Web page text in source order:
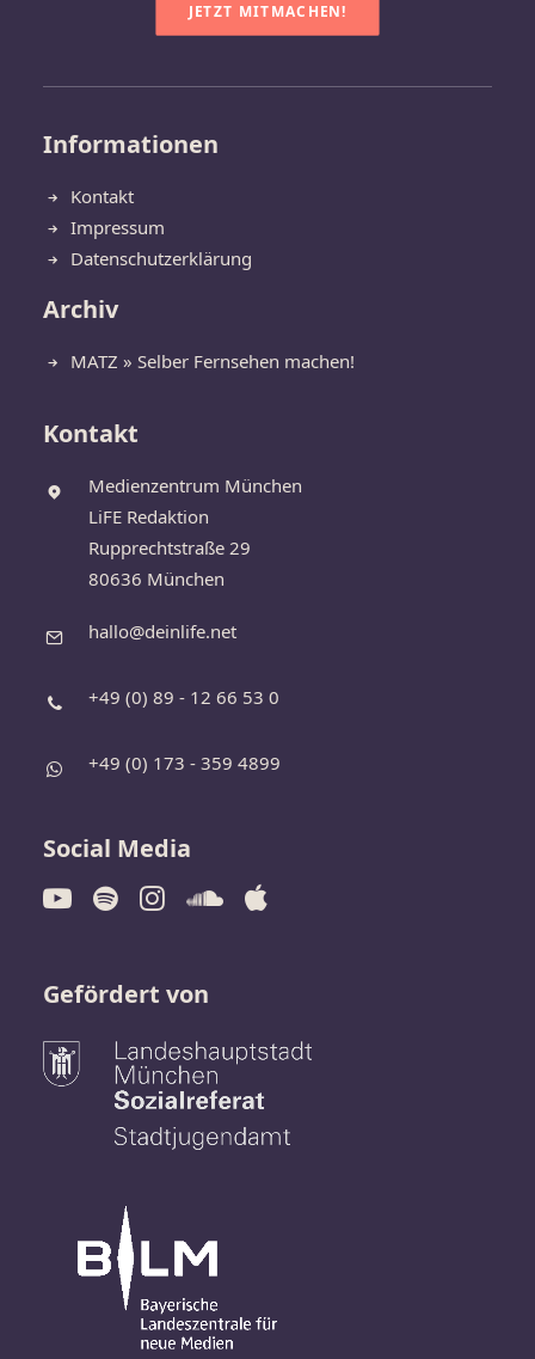
JETZT MITMACHEN!
Informationen
Kontakt
Impressum
Datenschutzerklärung
Archiv
MATZ » Selber Fernsehen machen!
Kontakt
Medienzentrum München
LiFE Redaktion
Rupprechtstraße 29
80636 München
hallo@deinlife.net
+49 (0) 89 - 12 66 53 0
+49 (0) 173 - 359 4899
Social Media
Gefördert von